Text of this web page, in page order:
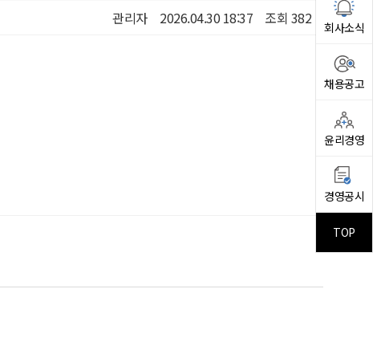
관리자 2026.04.30 18:37 조회 382
회사소식
채용공고
윤리경영
경영공시
TOP